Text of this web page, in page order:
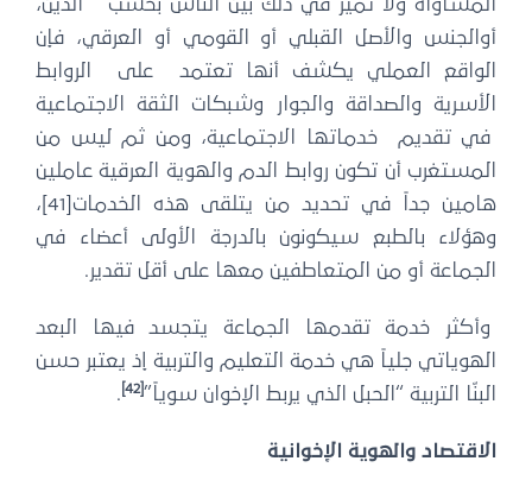
المساواة ولا تميز في ذلك بين الناس بحسب الدين،
أوالجنس والأصل القبلي أو القومي أو العرقي، فإن
الواقع العملي يكشف أنها تعتمد على الروابط
الأسرية والصداقة والجوار وشبكات الثقة الاجتماعية
في تقديم خدماتها الاجتماعية، ومن ثم ليس من
المستغرب أن تكون روابط الدم والهوية العرقية عاملين
هامين جداً في تحديد من يتلقى هذه الخدمات[41]،
وهؤلاء بالطبع سيكونون بالدرجة الأولى أعضاء في
الجماعة أو من المتعاطفين معها على أقل تقدير.
وأكثر خدمة تقدمها الجماعة يتجسد فيها البعد
الهوياتي جلياً هي خدمة التعليم والتربية إذ يعتبر حسن
البنّا التربية “الحبل الذي يربط الإخوان سوياً”[42]
.
الاقتصاد والهوية الإخوانية